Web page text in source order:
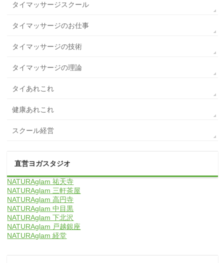
タイマッサージスクール
タイマッサージのお仕事
タイマッサージの技術
タイマッサージの理論
タイあれこれ
健康あれこれ
スクール経営
直営ヨガスタジオ
NATURAglam 祐天寺
NATURAglam 三軒茶屋
NATURAglam 高円寺
NATURAglam 中目黒
NATURAglam 下北沢
NATURAglam 戸越銀座
NATURAglam 経堂